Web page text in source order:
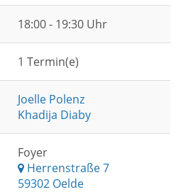
18:00 - 19:30 Uhr
1 Termin(e)
Joelle Polenz
Khadija Diaby
Foyer
Herrenstraße 7
59302 Oelde